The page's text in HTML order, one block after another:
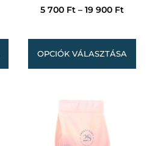
5 700 Ft – 19 900 Ft
OPCIÓK VÁLASZTÁSA